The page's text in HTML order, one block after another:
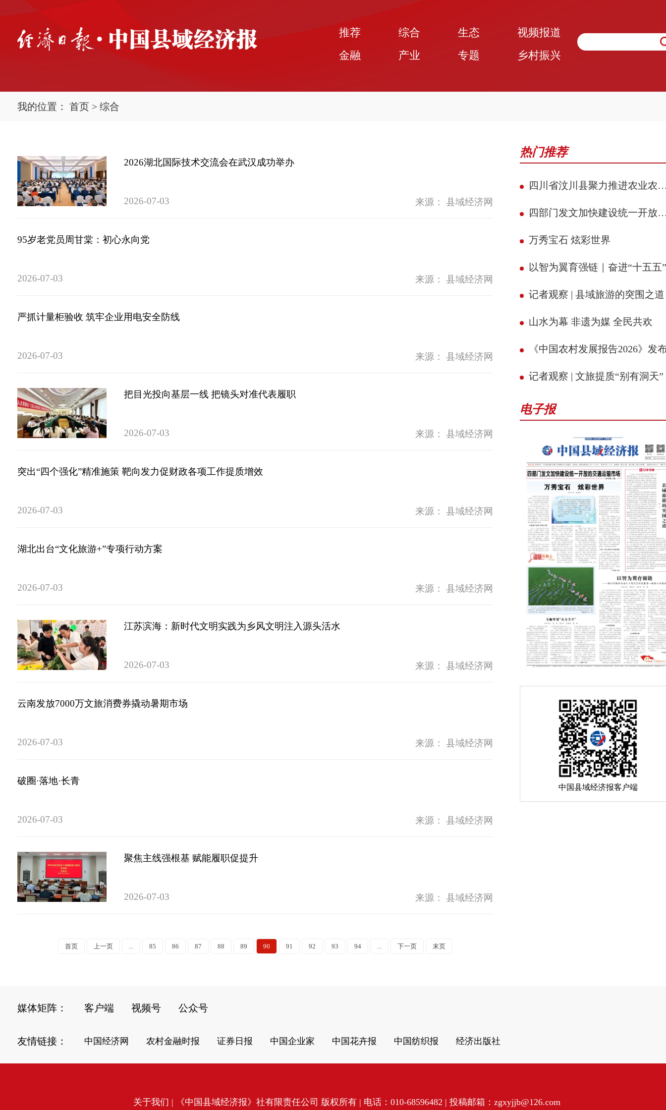
推荐 综合 生态
视频报道
金融
产业 专题 乡村振兴
我的位置： 首页 > 综合
2026湖北国际技术交流会在武汉成功举办
2026-07-03 来源： 县域经济网
95岁老党员周甘棠：初心永向党
2026-07-03 来源： 县域经济网
严抓计量柜验收 筑牢企业用电安全防线
2026-07-03 来源： 县域经济网
把目光投向基层一线 把镜头对准代表履职
2026-07-03 来源： 县域经济网
突出“四个强化”精准施策 靶向发力促财政各项工作提质增效
2026-07-03 来源： 县域经济网
湖北出台“文化旅游+”专项行动方案
2026-07-03 来源： 县域经济网
江苏滨海：新时代文明实践为乡风文明注入源头活水
2026-07-03 来源： 县域经济网
云南发放7000万文旅消费券撬动暑期市场
2026-07-03 来源： 县域经济网
破圈·落地·长青
2026-07-03 来源： 县域经济网
聚焦主线强根基 赋能履职促提升
2026-07-03 来源： 县域经济网
首页 上一页 ... 85 86 87 88 89 90 91 92 93 94 ... 下一页 末页
热门推荐
四川省汶川县聚力推进农业农村现代化 赋能民族地区县域典范建设攻坚见效
四部门发文加快建设统一开放的交通运输市场
万秀宝石 炫彩世界
以智为翼育强链｜奋进“十五五” 县域新征程
记者观察 | 县域旅游的突围之道
山水为幕 非遗为媒 全民共欢
《中国农村发展报告2026》发
记者观察 | 文旅提质“别有洞天”
电子报
中国县域经济报客户端
媒体矩阵： 客户端 视频号 公众号
友情链接： 中国经济网 农村金融时报 证券日报 中国企业家 中国花卉报 中国纺织报 经济出版社
关于我们 | 《中国县域经济报》社有限责任公司 版权所有 | 电话：010-68596482 | 投稿邮箱：zgxyjjb@126.com